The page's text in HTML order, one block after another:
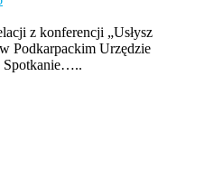
z konferencji „Usłysz
Podkarpackim Urzędzie